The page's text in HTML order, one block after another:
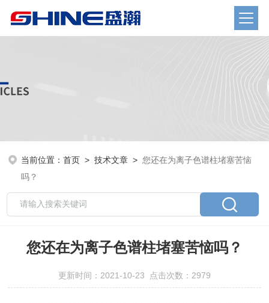
当前位置：首页 >技术文章 >您还在为离子色谱柱堵塞苦恼
吗？
您还在为离子色谱柱堵塞苦恼吗？
更新时间：2021-10-23 点击次数：2979